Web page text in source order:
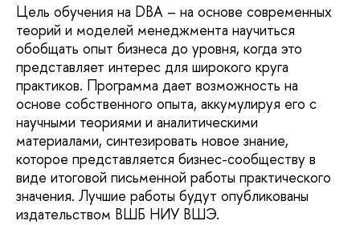
Цель обучения на DBA – на основе современных
теорий и моделей менеджмента научиться
обобщать опыт бизнеса до уровня, когда это
представляет интерес для широкого круга
практиков. Программа дает возможность на
основе собственного опыта, аккумулируя его с
научными теориями и аналитическими
материалами, синтезировать новое знание,
которое представляется бизнес-сообществу в
виде итоговой письменной работы практического
значения. Лучшие работы будут опубликованы
издательством ВШБ НИУ ВШЭ.